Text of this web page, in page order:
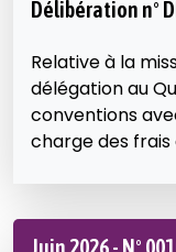
Délibération n°
Relative à la
délégation au
conventions
charge des